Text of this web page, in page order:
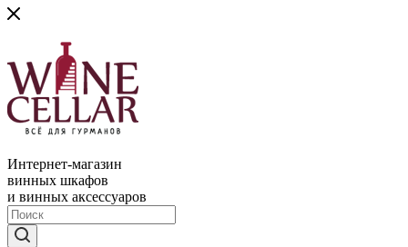
Интернет-магазин
винных шкафов
и винных аксессуаров